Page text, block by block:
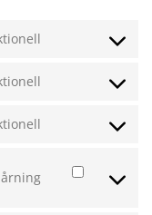
service